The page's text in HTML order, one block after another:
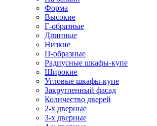
Форма
Высокие
Г-образные
Длинные
Низкие
П-образные
Радиусные шкафы-купе
Широкие
Угловые шкафы-купе
Закругленный фасад
Количество дверей
2-х дверные
3-х дверные